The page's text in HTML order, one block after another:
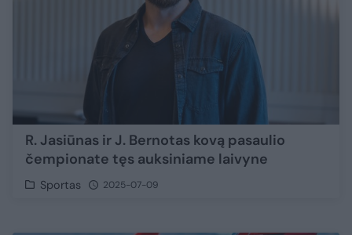
R. Jasiūnas ir J. Bernotas kovą pasaulio
čempionate tęs auksiniame laivyne
Sportas 2025-07-09